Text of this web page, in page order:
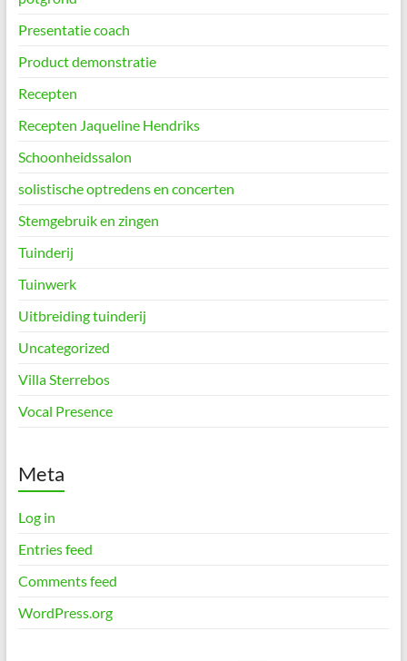
Presentatie coach
Product demonstratie
Recepten
Recepten Jaqueline Hendriks
Schoonheidssalon
solistische optredens en concerten
Stemgebruik en zingen
Tuinderij
Tuinwerk
Uitbreiding tuinderij
Uncategorized
Villa Sterrebos
Vocal Presence
Meta
Log in
Entries feed
Comments feed
WordPress.org